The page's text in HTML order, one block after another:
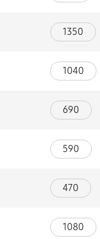
1350
1040
690
590
470
1080